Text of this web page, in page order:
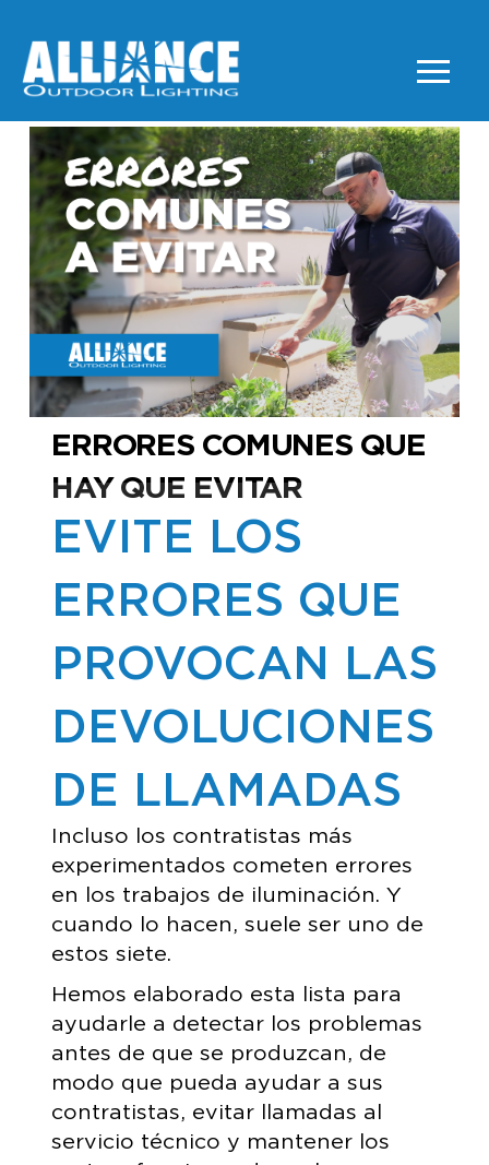
ERRORES COMUNES QUE
HAY QUE EVITAR
EVITE LOS
ERRORES QUE
PROVOCAN LAS
DEVOLUCIONES
DE LLAMADAS
Incluso los contratistas más
experimentados cometen errores
en los trabajos de iluminación. Y
cuando lo hacen, suele ser uno de
estos siete.
Hemos elaborado esta lista para
ayudarle a detectar los problemas
antes de que se produzcan, de
modo que pueda ayudar a sus
contratistas, evitar llamadas al
servicio técnico y mantener los